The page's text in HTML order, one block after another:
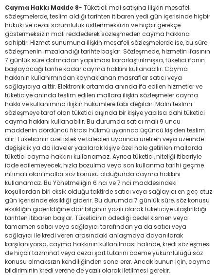
Cayma Hakkı Madde 8- Tüketici; mal satışına ilişkin mesafeli
sözleşmelerde, teslim aldığı tarihten itibaren yedi gün içerisinde hiçbir
hukuki ve cezai sorumluluk üstlenmeksizin ve hiçbir gerekçe
göstermeksizin malı reddederek sözleşmeden cayma hakkına
sahiptir. Hizmet sunumuna ilişkin mesafeli sözleşmelerde ise, bu süre
sözleşmenin imzalandığı tarihte başlar. Sözleşmede, hizmetin ifasının
7 günlük süre dolmadan yapılması kararlaştırılmışsa, tüketici ifanın
başlayacağı tarihe kadar cayma hakkını kullanabilir. Cayma
hakkının kullanımından kaynaklanan masraflar satıcı veya
sağlayıcıya aittir. Elektronik ortamda anında ifa edilen hizmetler ve
tüketiciye anında teslim edilen mallara ilişkin sözleşmeler cayma
hakkı ve kullanımına ilişkin hükümlere tabi değildir. Malın teslimi
sözleşmeye taraf olan tüketici dışında bir kişiye yapılsa dahi tüketici
cayma hakkını kullanabilir. Bu durumda satıcı malı 9 uncu
maddenin dördüncü fıkrası hükmü uyarınca üçüncü kişiden teslim
alır. Tüketicinin özel istek ve talepleri uyarınca üretilen veya üzerinde
değişiklik ya da ilaveler yapılarak kişiye özel hale getirilen mallarda
tüketici cayma hakkını kullanamaz. Ayrıca tüketici, niteliği itibariyle
iade edilemeyecek, hızla bozulma veya son kullanma tarihi geçme
ihtimali olan mallar söz konusu olduğunda cayma hakkını
kullanamaz. Bu Yönetmeliğin 6 ncı ve 7 nci maddesindeki
koşullardan biri eksik olduğu taktirde satıcı veya sağlayıcı en geç otuz
gün içerisinde eksikliği giderir. Bu durumda 7 günlük süre, söz konusu
eksikliğin giderildiğine dair bilginin yazılı olarak tüketiciye ulaştırıldığı
tarihten itibaren başlar. Tüketicinin ödediği bedel kısmen veya
tamamen satıcı veya sağlayıcı tarafından ya da satıcı veya
sağlayıcı ile kredi veren arasındaki anlaşmaya dayanılarak
karşılanıyorsa, cayma hakkının kullanılması halinde, kredi sözleşmesi
de hiçbir tazminat veya cezai şart tutarını ödeme yükümlülüğü söz
konusu olmaksızın kendiliğinden sona erer. Ancak bunun için, cayma
bildiriminin kredi verene de yazılı olarak iletilmesi gerekir.